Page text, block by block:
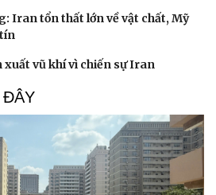
Iran tổn thất lớn về vật chất, Mỹ
vũ khí vì chiến sự Iran
ĐÂY